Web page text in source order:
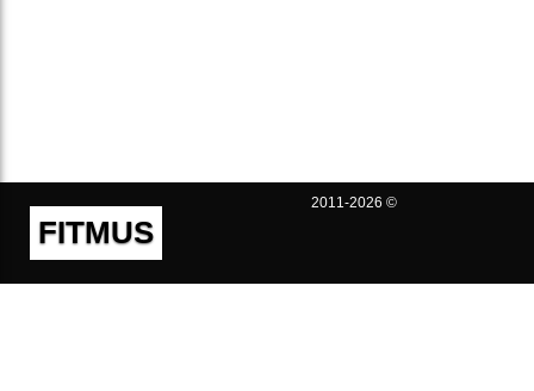
FITMUS
2011-2026 ©